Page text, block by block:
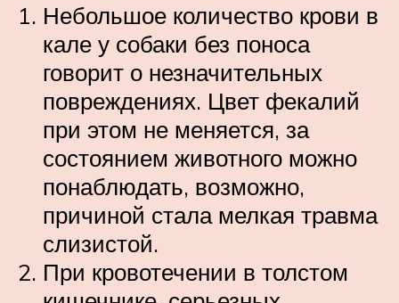
Небольшое количество крови в
кале у собаки без поноса
говорит о незначительных
повреждениях. Цвет фекалий
при этом не меняется, за
состоянием животного можно
понаблюдать, возможно,
причиной стала мелкая травма
слизистой.
При кровотечении в толстом